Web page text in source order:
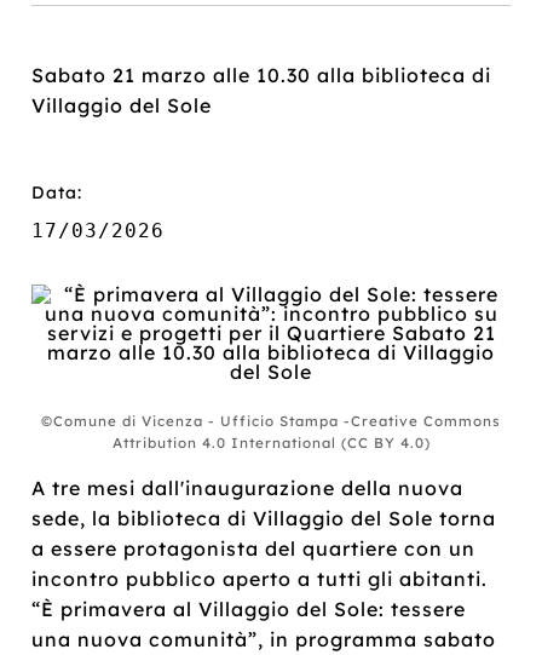
Sabato 21 marzo alle 10.30 alla biblioteca di
Villaggio del Sole
Data:
17/03/2026
©Comune di Vicenza - Ufficio Stampa -Creative Commons
Attribution 4.0 International (CC BY 4.0)
A tre mesi dall'inaugurazione della nuova
sede, la biblioteca di Villaggio del Sole torna
a essere protagonista del quartiere con un
incontro pubblico aperto a tutti gli abitanti.
“È primavera al Villaggio del Sole: tessere
una nuova comunità”, in programma sabato